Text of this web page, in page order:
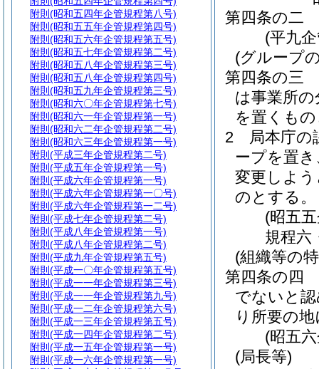
第四条の二
(平九
(グループ
第四条の三
は事業所
を置くも
2
局本庁の
ープを置
変更しよ
のとする。
(昭五
規程六
(組織等の
第四条の四
でないと
り所要の
(昭五
(局長等)
附則 (昭和五四年企管規程第八号)
附則 (昭和五五年企管規程第四号)
附則 (昭和五六年企管規程第五号)
附則 (昭和五七年企管規程第二号)
附則 (昭和五八年企管規程第三号)
附則 (昭和五八年企管規程第四号)
附則 (昭和五九年企管規程第三号)
附則 (昭和六〇年企管規程第七号)
附則 (昭和六一年企管規程第一号)
附則 (昭和六二年企管規程第二号)
附則 (昭和六三年企管規程第一号)
附則 (平成三年企管規程第二号)
附則 (平成五年企管規程第一号)
附則 (平成六年企管規程第一号)
附則 (平成六年企管規程第一〇号)
附則 (平成六年企管規程第一二号)
附則 (平成七年企管規程第二号)
附則 (平成八年企管規程第一号)
附則 (平成八年企管規程第二号)
附則 (平成九年企管規程第五号)
附則 (平成一〇年企管規程第五号)
附則 (平成一一年企管規程第三号)
附則 (平成一一年企管規程第九号)
附則 (平成一二年企管規程第六号)
附則 (平成一三年企管規程第五号)
附則 (平成一四年企管規程第二号)
附則 (平成一五年企管規程第一号)
附則 (平成一六年企管規程第一号)